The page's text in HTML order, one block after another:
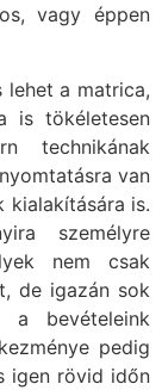
vagy éppen
lehet a matrica,
is tökéletesen
technikának
van
kialakítására is.
személyre
nem csak
de igazán sok
a bevételeink
pedig
igen rövid időn